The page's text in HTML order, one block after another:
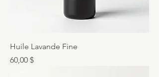
Huile Lavande Fine
Prix
60,00 $